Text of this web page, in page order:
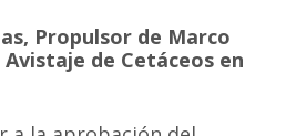
Propulsor de Marco
de Cetáceos en